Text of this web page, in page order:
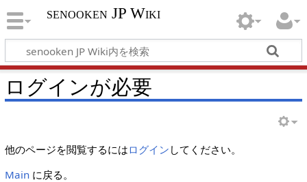
senooken JP Wiki
ログインが必要
他のページを閲覧するにはログイン してください。
Mainに戻る。